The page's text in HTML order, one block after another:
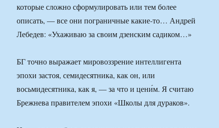
которые сложно сформулировать или тем более
описать, — все они пограничные какие-то… Андрей
Лебедев: «Ухаживаю за своим дзенским садиком…»
БГ точно выражает мировоззрение интеллигента
эпохи застоя, семидесятника, как он, или
восьмидесятника, как я, — за что и цени́м. Я считаю
Брежнева правителем эпохи «Школы для дураков».